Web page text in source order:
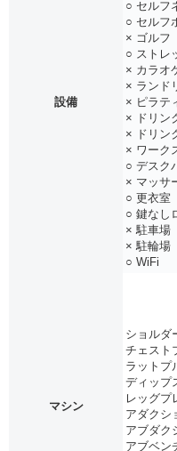
設備
○ セルフ
○ セルフ
× ゴルフ
○ ストレ
× カラオ
× ランド
× ピラテ
× ドリン
× ドリン
× ワーク
○ デスク
× マッサ
○ 更衣室
○ 鍵なし
× 駐車場
× 駐輪場
○ WiFi
マシン
ショルダ
チェスト
ラットプ
ディップ
レッグプ
アダクシ
アブダク
アブベン